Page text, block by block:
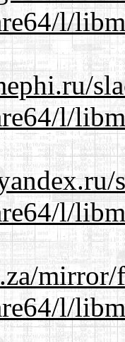
l/
l/
l/
mirror/
l/